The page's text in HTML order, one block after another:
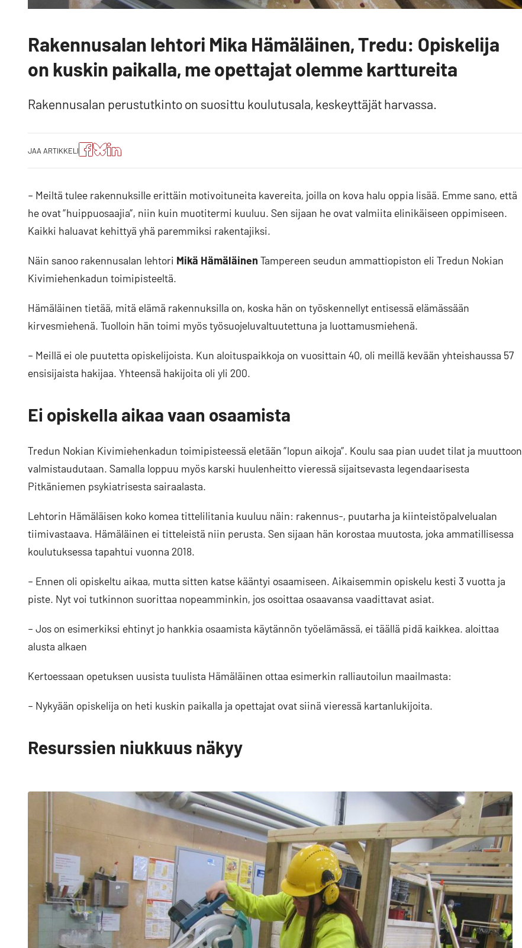
Rakennusalan lehtori Mika Hämäläinen, Tredu: Opiskelija
on kuskin paikalla, me opettajat olemme karttureita
Rakennusalan perustutkinto on suosittu koulutusala, keskeyttäjät harvassa.
JAA ARTIKKELI
JaaJaaJako:
– Meiltä tulee rakennuksille erittäin motivoituneita kavereita, joilla on kova halu oppia lisää. Emme sano, että
he ovat ”huippuosaajia”, niin kuin muotitermi kuuluu. Sen sijaan he ovat valmiita elinikäiseen oppimiseen.
Kaikki haluavat kehittyä yhä paremmiksi rakentajiksi.
Näin sanoo rakennusalan lehtori Mikä Hämäläinen Tampereen seudun ammattiopiston eli Tredun Nokian
Kivimiehenkadun toimipisteeltä.
Hämäläinen tietää, mitä elämä rakennuksilla on, koska hän on työskennellyt entisessä elämässään
kirvesmiehenä. Tuolloin hän toimi myös työsuojeluvaltuutettuna ja luottamusmiehenä.
– Meillä ei ole puutetta opiskelijoista. Kun aloituspaikkoja on vuosittain 40, oli meillä kevään yhteishaussa 57
ensisijaista hakijaa. Yhteensä hakijoita oli yli 200.
Ei opiskella aikaa vaan osaamista
Tredun Nokian Kivimiehenkadun toimipisteessä eletään ”lopun aikoja”. Koulu saa pian uudet tilat ja muuttoon
valmistaudutaan. Samalla loppuu myös karski huulenheitto vieressä sijaitsevasta legendaarisesta
Pitkäniemen psykiatrisesta sairaalasta.
Lehtorin Hämäläisen koko komea tittelilitania kuuluu näin: rakennus-, puutarha ja kiinteistöpalvelualan
tiimivastaava. Hämäläinen ei titteleistä niin perusta. Sen sijaan hän korostaa muutosta, joka ammatillisessa
koulutuksessa tapahtui vuonna 2018.
– Ennen oli opiskeltu aikaa, mutta sitten katse kääntyi osaamiseen. Aikaisemmin opiskelu kesti 3 vuotta ja
piste. Nyt voi tutkinnon suorittaa nopeamminkin, jos osoittaa osaavansa vaadittavat asiat.
– Jos on esimerkiksi ehtinyt jo hankkia osaamista käytännön työelämässä, ei täällä pidä kaikkea. aloittaa
alusta alkaen
Kertoessaan opetuksen uusista tuulista Hämäläinen ottaa esimerkin ralliautoilun maailmasta:
– Nykyään opiskelija on heti kuskin paikalla ja opettajat ovat siinä vieressä kartanlukijoita.
Resurssien niukkuus näkyy